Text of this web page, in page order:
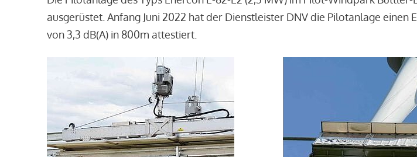
ausgerüstet. Anfang Juni 2022 hat der Dienstleister DNV die Pilotanlage
von 3,3 dB(A) in 800m attestiert.